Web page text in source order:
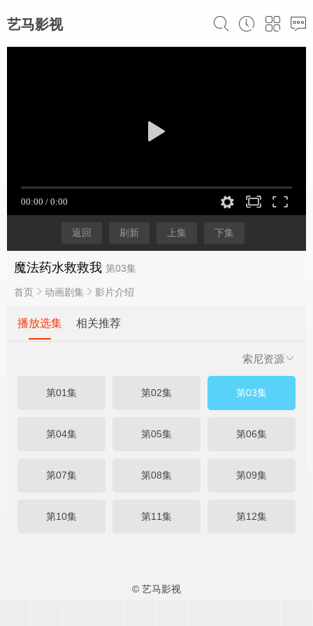
艺马影视
返回 刷新 上集 下集
魔法药水救救我 第03集
首页 动画剧集 影片介绍
播放选集 相关推荐
索尼资源
第01集 第02集 第03集
第04集 第05集 第06集
第07集 第08集 第09集
第10集 第11集 第12集
© 艺马影视